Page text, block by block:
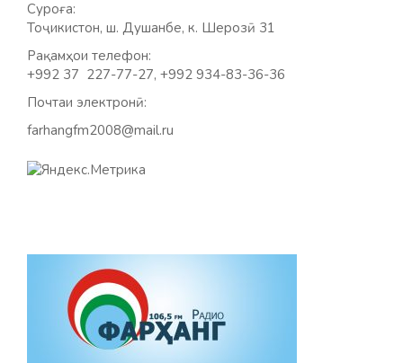
Суроға:
Тоҷикистон, ш. Душанбе, к. Шерозӣ 31
Рақамҳои телефон:
+992 37 227-77-27, +992 934-83-36-36
Почтаи электронӣ:
farhangfm2008@mail.ru